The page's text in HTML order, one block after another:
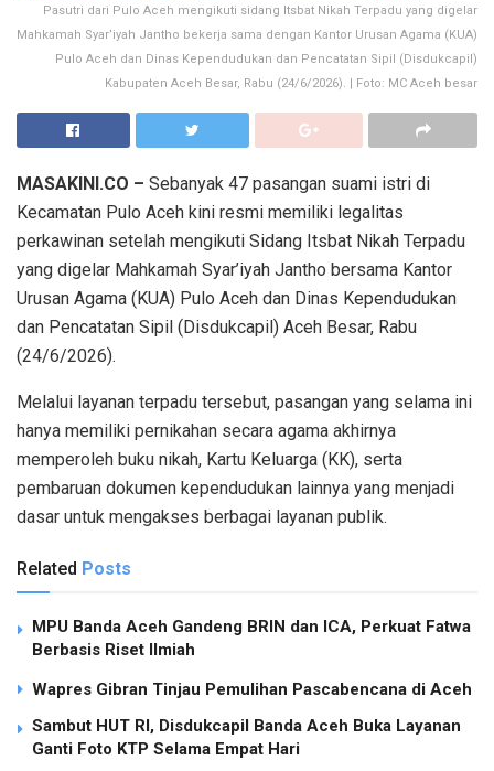
Pasutri dari Pulo Aceh mengikuti sidang Itsbat Nikah Terpadu yang digelar
Mahkamah Syar’iyah Jantho bekerja sama dengan Kantor Urusan Agama (KUA)
Pulo Aceh dan Dinas Kependudukan dan Pencatatan Sipil (Disdukcapil)
Kabupaten Aceh Besar, Rabu (24/6/2026). | Foto: MC Aceh besar
MASAKINI.CO – Sebanyak 47 pasangan suami istri di
Kecamatan Pulo Aceh kini resmi memiliki legalitas
perkawinan setelah mengikuti Sidang Itsbat Nikah Terpadu
yang digelar Mahkamah Syar’iyah Jantho bersama Kantor
Urusan Agama (KUA) Pulo Aceh dan Dinas Kependudukan
dan Pencatatan Sipil (Disdukcapil) Aceh Besar, Rabu
(24/6/2026).
Melalui layanan terpadu tersebut, pasangan yang selama ini
hanya memiliki pernikahan secara agama akhirnya
memperoleh buku nikah, Kartu Keluarga (KK), serta
pembaruan dokumen kependudukan lainnya yang menjadi
dasar untuk mengakses berbagai layanan publik.
Related Posts
MPU Banda Aceh Gandeng BRIN dan ICA, Perkuat Fatwa
Berbasis Riset Ilmiah
Wapres Gibran Tinjau Pemulihan Pascabencana di Aceh
Sambut HUT RI, Disdukcapil Banda Aceh Buka Layanan
Ganti Foto KTP Selama Empat Hari